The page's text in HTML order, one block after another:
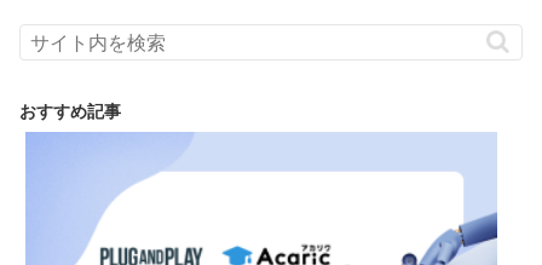
おすすめ記事